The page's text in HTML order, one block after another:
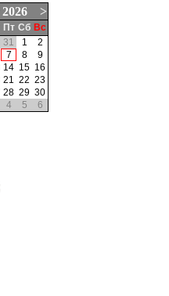
2026 >
Пт Сб Вс
31 1
2
7 8
9
14 15 16
21 22 23
28 29 30
4 5 6